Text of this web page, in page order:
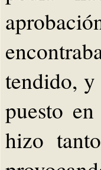
tendido,
puesto
hizo